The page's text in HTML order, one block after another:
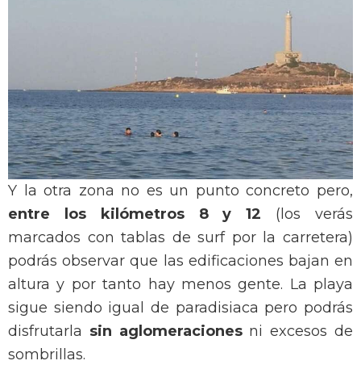
Y la otra zona no es un punto concreto pero,
entre los kilómetros 8 y 12 (los verás
marcados con tablas de surf por la carretera)
podrás observar que las edificaciones bajan en
altura y por tanto hay menos gente. La playa
sigue siendo igual de paradisiaca pero podrás
disfrutarla sin aglomeracionesni excesos de
sombrillas.